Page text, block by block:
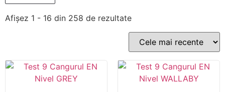
Afișez 1 - 16 din 258 de rezultate